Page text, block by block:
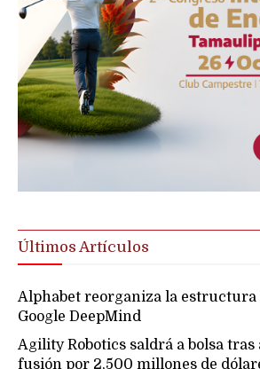
Últimos Artículos
Alphabet reorganiza la estructura
Google DeepMind
Agility Robotics saldrá a bolsa
fusión por 2,500 millones de